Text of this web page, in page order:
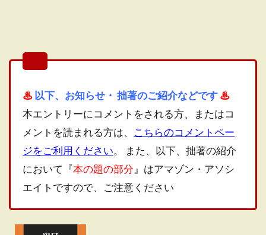
♨ 以下、お知らせ・ 拙著のご紹介などです♨
本エントリーにコメントをされる方、またはコ
メントを読まれる方は、 こちらのコメントペー
ジをご利用ください。 また、 以下、拙著の紹介
において『本の題の部分 』はアマゾン・アソシ
エイトですので、ご注意ください